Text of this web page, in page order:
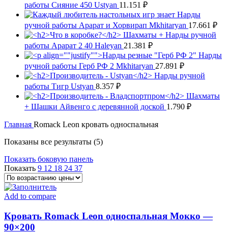
работы Сияние 450 Ustyan 11.151 ₽
Нарды
ручной работы Арарат и Хорвирап Mkhitaryan 17.661 ₽
Шахматы + Нарды ручной
работы Арарат 2 40 Haleyan 21.381 ₽
Нарды
ручной работы Герб РФ 2 Mkhitaryan 27.891 ₽
Нарды ручной
работы Тигр Ustyan 8.357 ₽
Шахматы
+ Шашки Айвенго с деревянной доской 1.790 ₽
Главная Romack Leon кровать односпальная
Показаны все результаты (5)Цены:
Показать боковую панель
Показать 9 12 18 24 37
Add to compare
Кровать Romack Leon односпальная Мокко —
90×200